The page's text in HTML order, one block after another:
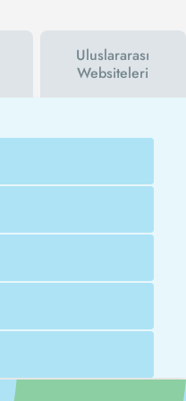
Uluslararası
Websiteleri